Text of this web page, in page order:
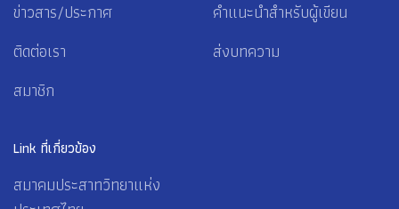
ข่าวสาร/ประกาศ
ติดต่อเรา
สมาชิก
คำแนะนำสำหรับผู้เขียน
ส่งบทความ
Link ที่เกี่ยวข้อง
สมาคมประสาทวิทยาแห่ง